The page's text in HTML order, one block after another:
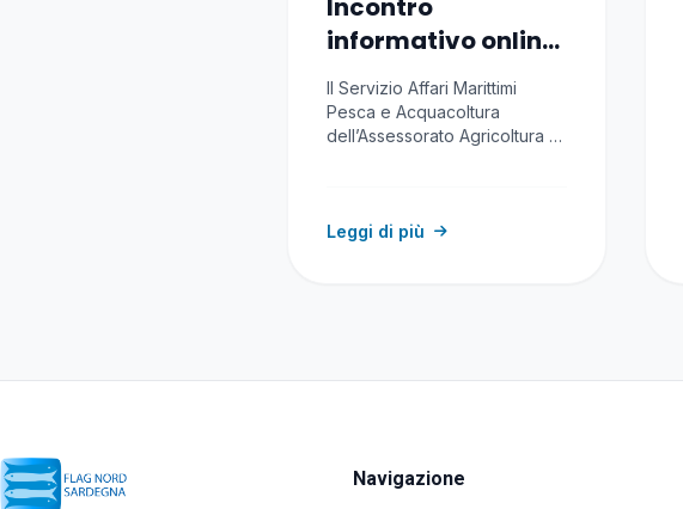
Incontro
informativo online
Avviso RAS
Indennizzi imprese
pesca e
Il Servizio Affari Marittimi
Pesca e Acquacoltura
dell’Assessorato Agricoltura e
Leggi di più
Navigazione